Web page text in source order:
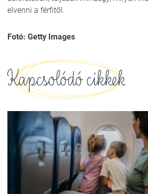
elvenni a férfitől.
Fotó: Getty Images
Kapcsolódó cikkek